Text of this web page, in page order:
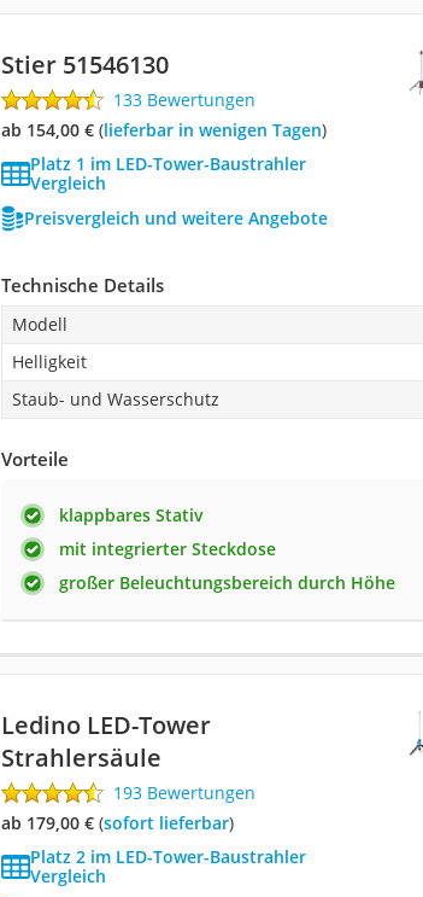
Stier 51546130
133 Bewertungen
ab 154,00 €( Lieferbar in wenigen Tagen)
Platz 1 im LED-Tower-Baustrahler
Vergleich
Preisvergleich und weitere Angebote
Technische Details
Modell
Helligkeit
Staub- und Wasserschutz
Vorteile
klappbares Stativ
mit integrierter Steckdose
großer Beleuchtungsbereich durch Höhe
Ledino LED-Tower
Strahlersäule
193 Bewertungen
ab 179,00 €( Sofort lieferbar)
Platz 2 im LED-Tower-Baustrahler
Vergleich